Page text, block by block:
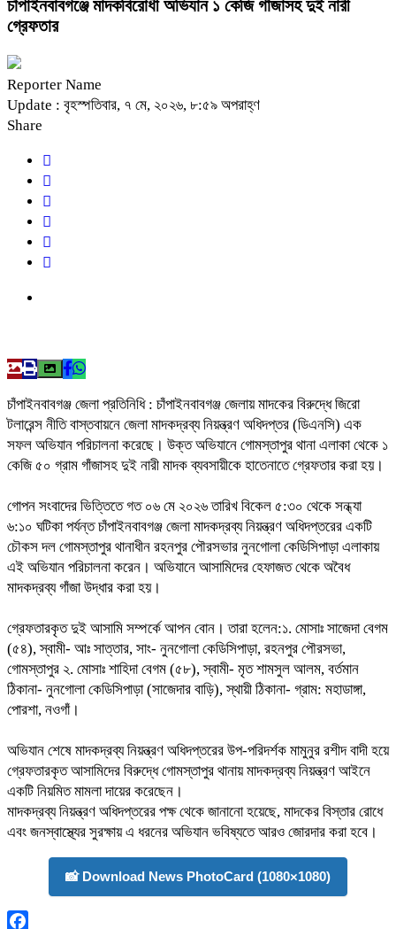
​চাঁপাইনবাবগঞ্জে মাদকবিরোধী অভিযান ১ কেজি গাঁজাসহ দুই নারী
গ্রেফতার
Reporter Name
Update : বৃহস্পতিবার, ৭ মে, ২০২৬, ৮:৫৯ অপরাহ্ণ
Share
চাঁপাইনবাবগঞ্জ জেলা প্রতিনিধি : চাঁপাইনবাবগঞ্জ জেলায় মাদকের বিরুদ্ধে জিরো
টলারেন্স নীতি বাস্তবায়নে জেলা মাদকদ্রব্য নিয়ন্ত্রণ অধিদপ্তর (ডিএনসি) এক
সফল অভিযান পরিচালনা করেছে। উক্ত অভিযানে গোমস্তাপুর থানা এলাকা থেকে ১
কেজি ৫০ গ্রাম গাঁজাসহ দুই নারী মাদক ব্যবসায়ীকে হাতেনাতে গ্রেফতার করা হয়।
​গোপন সংবাদের ভিত্তিতে গত ০৬ মে ২০২৬ তারিখ বিকেল ৫:৩০ থেকে সন্ধ্যা
৬:১০ ঘটিকা পর্যন্ত চাঁপাইনবাবগঞ্জ জেলা মাদকদ্রব্য নিয়ন্ত্রণ অধিদপ্তরের একটি
চৌকস দল গোমস্তাপুর থানাধীন রহনপুর পৌরসভার নুনগোলা কেডিসিপাড়া এলাকায়
এই অভিযান পরিচালনা করেন। অভিযানে আসামিদের হেফাজত থেকে অবৈধ
মাদকদ্রব্য গাঁজা উদ্ধার করা হয়।
​গ্রেফতারকৃত দুই আসামি সম্পর্কে আপন বোন। তারা হলেন:১. মোসাঃ সাজেদা বেগম
(৫৪), স্বামী- আঃ সাত্তার, সাং- নুনগোলা কেডিসিপাড়া, রহনপুর পৌরসভা,
গোমস্তাপুর ২. মোসাঃ শাহিদা বেগম (৫৮), স্বামী- মৃত শামসুল আলম, বর্তমান
ঠিকানা- নুনগোলা কেডিসিপাড়া (সাজেদার বাড়ি), স্থায়ী ঠিকানা- গ্রাম: মহাডাঙ্গা,
পোরশা, নওগাঁ।
অভিযান শেষে মাদকদ্রব্য নিয়ন্ত্রণ অধিদপ্তরের উপ-পরিদর্শক মামুনুর রশীদ বাদী হয়ে
গ্রেফতারকৃত আসামিদের বিরুদ্ধে গোমস্তাপুর থানায় মাদকদ্রব্য নিয়ন্ত্রণ আইনে
একটি নিয়মিত মামলা দায়ের করেছেন।
​মাদকদ্রব্য নিয়ন্ত্রণ অধিদপ্তরের পক্ষ থেকে জানানো হয়েছে, মাদকের বিস্তার রোধে
এবং জনস্বাস্থ্যের সুরক্ষায় এ ধরনের অভিযান ভবিষ্যতে আরও জোরদার করা হবে।
📸 Download News PhotoCard (1080×1080)